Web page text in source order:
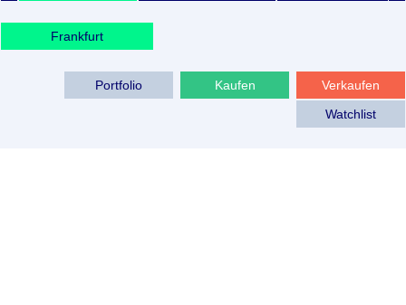
Frankfurt
Verkaufen
Kaufen
Portfolio
Watchlist